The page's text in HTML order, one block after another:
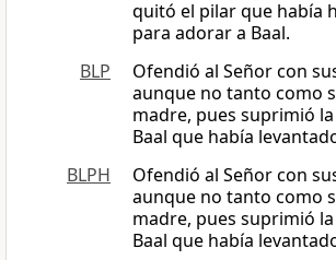
quitó el pilar que había
para adorar a Baal.
BLP
Ofendió al Señor con
aunque no tanto como
madre, pues suprimió
Baal que había
BLPH
Ofendió al Señor con
aunque no tanto como
madre, pues suprimió
Baal que había